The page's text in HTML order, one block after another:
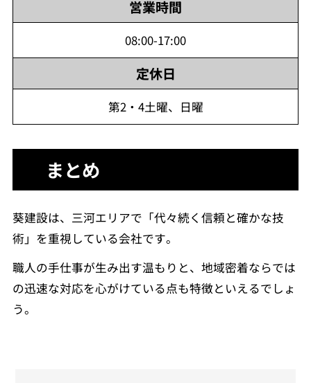
営業時間
08:00-17:00
定休日
第2・4土曜、日曜
まとめ
葵建設は、三河エリアで「代々続く信頼と確かな技
術」を重視している会社です。
職人の手仕事が生み出す温もりと、地域密着ならでは
の迅速な対応を心がけている点も特徴といえるでしょ
う。